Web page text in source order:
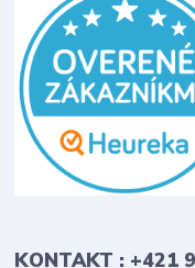
KONTAKT : +421